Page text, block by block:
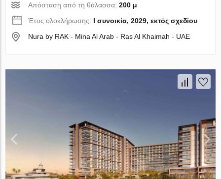
Απόσταση από τη θάλασσα:200 μ
Έτος ολοκλήρωσης: I συνοικία, 2029, εκτός σχεδίου
Nura by RAK - Mina Al Arab - Ras Al Khaimah - UAE